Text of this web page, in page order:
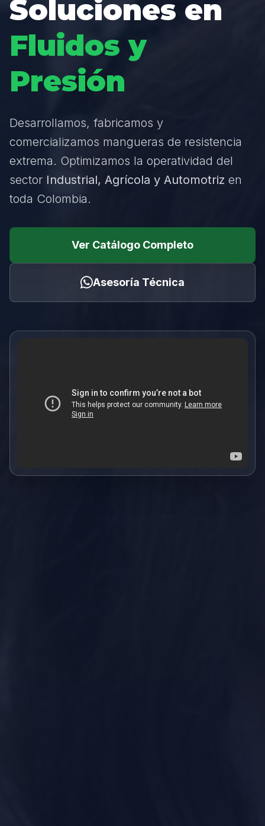
Soluciones en
Fluidos y
Presión
Desarrollamos, fabricamos y
comercializamos mangueras de resistencia
extrema. Optimizamos la operatividad del
sector Industrial, Agrícola y Automotriz en
toda Colombia.
Ver Catálogo Completo
Asesoría Técnica